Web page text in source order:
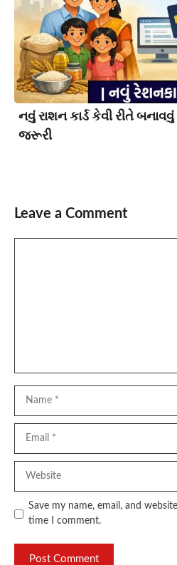
નવું રાશન કાર્ડ કેવી રીતે
જરૂરી
Leave a Comment
Save my name, email, and
time I comment.